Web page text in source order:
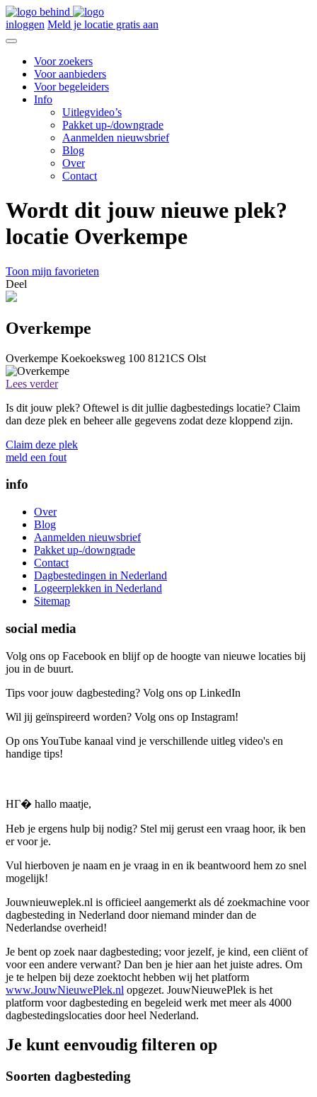
inloggen Meld je locatie gratis aan
Voor zoekers
Voor aanbieders
Voor begeleiders
Info
Uitlegvideo’s
Pakket up-/downgrade
Aanmelden nieuwsbrief
Blog
Over
Contact
Wordt dit jouw nieuwe plek?
locatie Overkempe
Toon mijn favorieten
Deel
Overkempe
Overkempe Koekoeksweg 100 8121CS Olst
Lees verder
Is dit jouw plek? Oftewel is dit jullie dagbestedings locatie? Claim
dan deze plek en beheer alle gegevens zodat deze kloppend zijn.
Claim deze plek
meld een fout
info
Over
Blog
Aanmelden nieuwsbrief
Pakket up-/downgrade
Contact
Dagbestedingen in Nederland
Logeerplekken in Nederland
Sitemap
social media
Volg ons op Facebook en blijf op de hoogte van nieuwe locaties bij
jou in de buurt.
Tips voor jouw dagbesteding? Volg ons op LinkedIn
Wil jij geïnspireerd worden? Volg ons op Instagram!
Op ons YouTube kanaal vind je verschillende uitleg video's en
handige tips!
HГ� hallo maatje,
Heb je ergens hulp bij nodig? Stel mij gerust een vraag hoor, ik ben
er voor je.
Vul hierboven je naam en je vraag in en ik beantwoord hem zo snel
mogelijk!
Jouwnieuweplek.nl is officieel aangemerkt als dé zoekmachine voor
dagbesteding in Nederland door niemand minder dan de
Nederlandse overheid!
Je bent op zoek naar dagbesteding; voor jezelf, je kind, een cliënt of
voor een andere verwant? Dan ben je hier aan het juiste adres. Om
je te helpen bij deze zoektocht hebben wij het platform
www.JouwNieuwePlek.nl opgezet. JouwNieuwePlek is het
platform voor dagbesteding en begeleid werk met meer als 4000
dagbestedingslocaties door heel Nederland.
Je kunt eenvoudig filteren op
Soorten dagbesteding